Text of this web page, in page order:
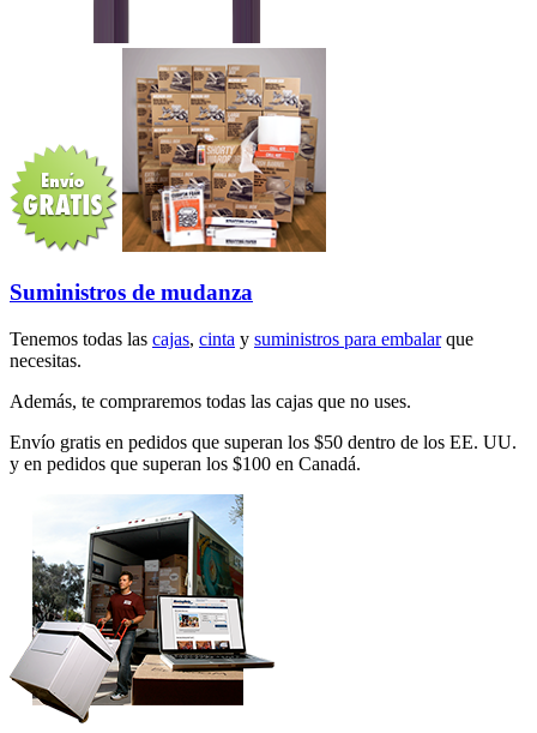
Suministros de mudanza
Tenemos todas las cajas, cinta y suministros para embalarque
necesitas.
Además, te compraremos todas las cajas que no uses.
Envío gratis en pedidos que superan los $50 dentro de los EE. UU.
y en pedidos que superan los $100 en Canadá.